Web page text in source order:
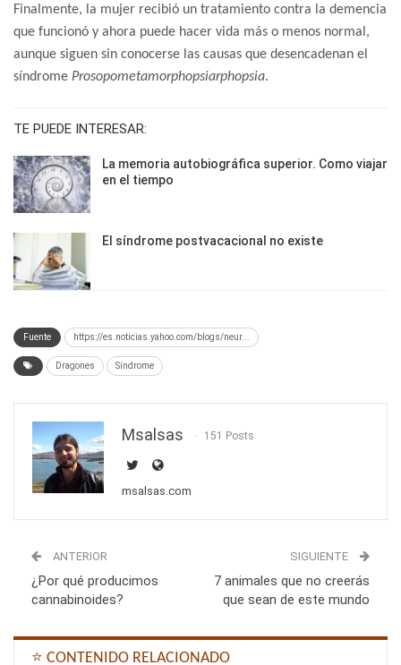
Finalmente, la mujer recibió un tratamiento contra la demencia
que funcionó y ahora puede hacer vida más o menos normal,
aunque siguen sin conocerse las causas que desencadenan el
síndrome Prosopometamorphopsiarphopsia.
TE PUEDE INTERESAR:
La memoria autobiográfica superior. Como viajar
en el tiempo
El síndrome postvacacional no existe
Fuente https://es.noticias.yahoo.com/blogs/neur...
Dragones Síndrome
Msalsas 151 Posts
msalsas.com
ANTERIOR
¿Por qué producimos
cannabinoides?
SIGUIENTE
7 animales que no creerás
que sean de este mundo
⭐ CONTENIDO RELACIONADO